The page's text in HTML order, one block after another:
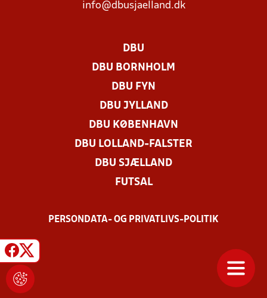
info@dbusjaelland.dk
DBU
DBU BORNHOLM
DBU FYN
DBU JYLLAND
DBU KØBENHAVN
DBU LOLLAND-FALSTER
DBU SJÆLLAND
FUTSAL
PERSONDATA- OG PRIVATLIVS-POLITIK